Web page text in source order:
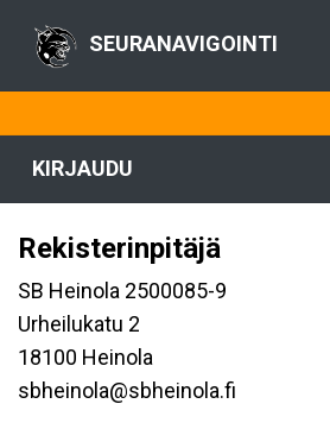
SEURANAVIGOINTI
KIRJAUDU
Rekisterinpitäjä
SB Heinola 2500085-9
Urheilukatu 2
18100 Heinola
sbheinola@sbheinola.fi